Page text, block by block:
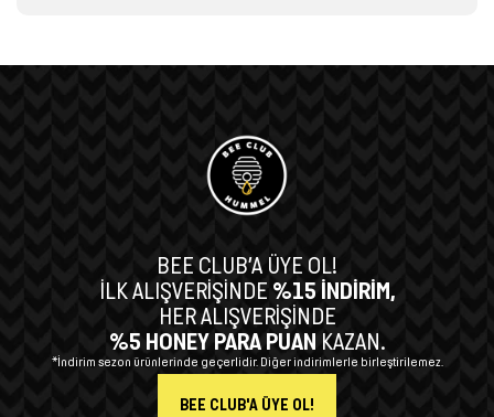
BEE CLUB’A ÜYE OL!
İLK ALIŞVERİŞİNDE %15 İNDİRİM,
HER ALIŞVERİŞİNDE
%5 HONEY PARA PUAN KAZAN.
*İndirim sezon ürünlerinde geçerlidir. Diğer indirimlerle birleştirilemez.
BEE CLUB'A ÜYE OL!